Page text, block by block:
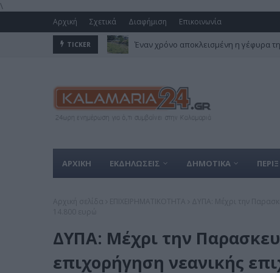
\
Αρχική Σχετικά Διαφήμιση Επικοινωνία
TICKER Έναν χρόνο αποκλεισμένη η γέφυρα
ΑΡΧΙΚΗ ΕΚΔΗΛΩΣΕΙΣ ΔΗΜΟΤΙΚΑ ΠΕΡΙΞ
ΔΥΠΑ: Μέχρι την
επιχορήγηση νεανικής